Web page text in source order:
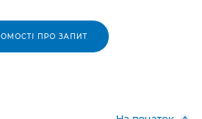
ПРО ЗАПИТ